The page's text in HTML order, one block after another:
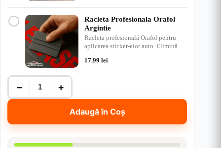
Racleta Profesionala Orafol
Argintie
Racleta profesională Orafol pentru
aplicarea sticker-elor auto. Elimină
17.99lei
Cantitate
Sticker
Off-
Road
–
− +
Adaugă în Coș